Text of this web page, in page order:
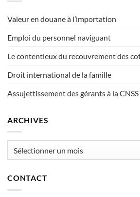
Valeur en douane à l’importation
Emploi du personnel naviguant
Le contentieux du recouvrement des
Droit international de la famille
Assujettissement des gérants à la
ARCHIVES
CONTACT